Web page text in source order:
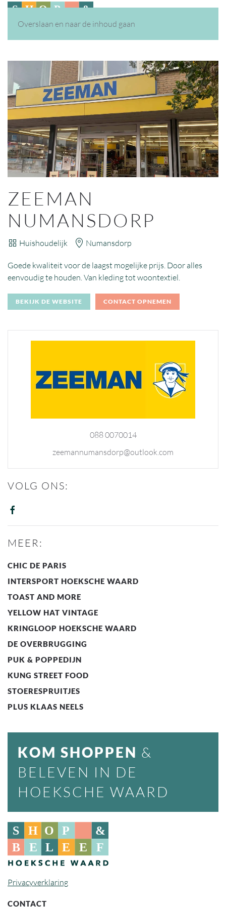
Overslaan en naar de inhoud gaan
ZEEMAN
NUMANSDORP
Huishoudelijk Numansdorp
Goede kwaliteit voor de laagst mogelijke prijs. Door alles
eenvoudig te houden. Van kleding tot woontextiel.
BEKIJK DE WEBSITE CONTACT OPNEMEN
088 0070014
zeemannumansdorp@outlook.com
VOLG ONS:
MEER:
CHIC DE PARIS
INTERSPORT HOEKSCHE WAARD
TOAST AND MORE
YELLOW HAT VINTAGE
KRINGLOOP HOEKSCHE WAARD
DE OVERBRUGGING
PUK & POPPEDIJN
KUNG STREET FOOD
STOERESPRUITJES
PLUS KLAAS NEELS
KOM SHOPPEN &
BELEVEN IN DE
HOEKSCHE WAARD
Privacyverklaring
CONTACT